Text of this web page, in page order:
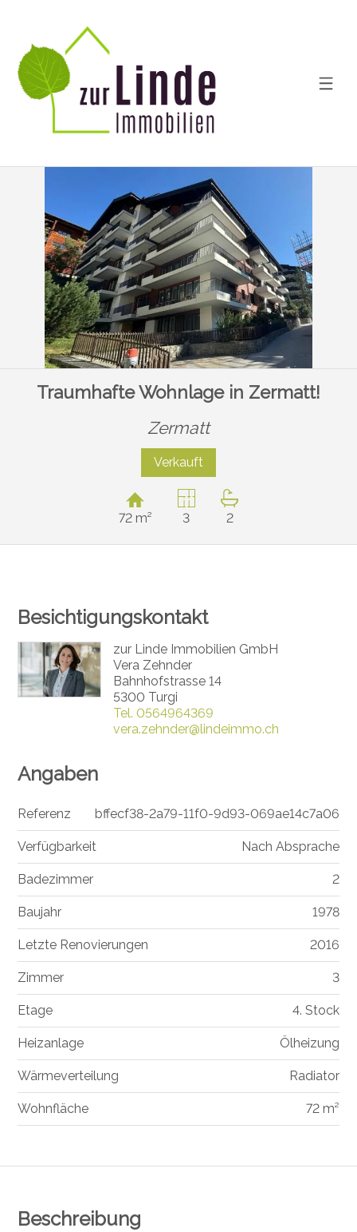
Traumhafte Wohnlage in Zermatt!
Zermatt
Verkauft
72 m² 3 2
Beschreibung
Besichtigungskontakt
zur Linde Immobilien GmbH
Vera Zehnder
Bahnhofstrasse 14
5300 Turgi
Tel. 0564964369
vera.zehnder@lindeimmo.ch
Angaben
Referenz bffecf38-2a79-11f0-9d93-069ae14c7a06
Verfügbarkeit Nach Absprache
Badezimmer 2
Baujahr 1978
Letzte Renovierungen 2016
Zimmer 3
Etage 4. Stock
Heizanlage Ölheizung
Wärmeverteilung Radiator
Wohnfläche 72 m²